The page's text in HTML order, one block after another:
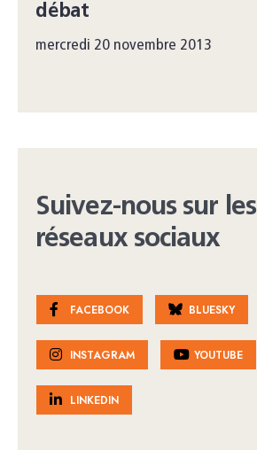
débat
mercredi 20 novembre 2013
Suivez-nous sur les
réseaux sociaux
FACEBOOK BLUESKY
INSTAGRAM YOUTUBE
LINKEDIN